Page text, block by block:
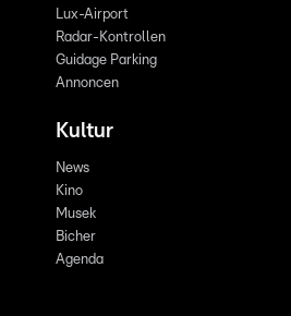
Lux-Airport
Radar-Kontrollen
Guidage Parking
Annoncen
Kultur
News
Kino
Musek
Bicher
Agenda